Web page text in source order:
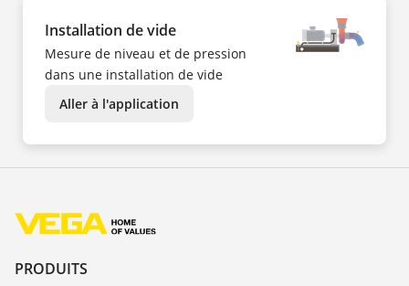
Installation de vide
Mesure de niveau et de pression
dans une installation de vide
Aller à l'application
PRODUITS